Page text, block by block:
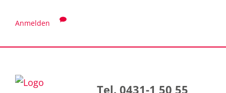
Anmelden
Tel. 0431-1 50 55